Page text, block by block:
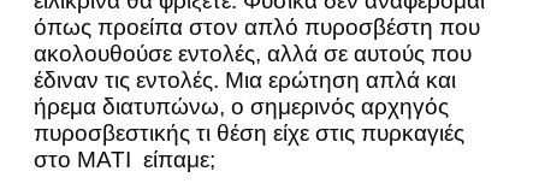
όπως προείπα στον απλό πυροσβέστη που
ακολουθούσε εντολές, αλλά σε αυτούς που
έδιναν τις εντολές. Μια ερώτηση απλά και
ήρεμα διατυπώνω, ο σημερινός αρχηγός
πυροσβεστικής τι θέση είχε στις πυρκαγιές
στο ΜΑΤΙ είπαμε;